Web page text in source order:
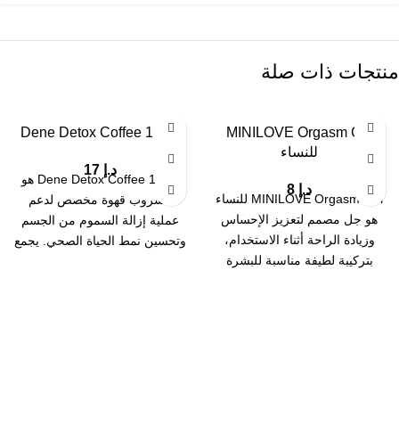
منتجات ذات صلة
MINILOVE Orgasm Gel
للنساء
د.إ
MINILOVE Orgasm Gel للنساء
هو جل مصمم لتعزيز الإحساس
وزيادة الراحة أثناء الاستخدام،
بتركيبة لطيفة مناسبة للبشرة
Dene Detox Coffee 1 pcs
د.إ 17
Dene Detox Coffee 1 pcs هو
مشروب قهوة مخصص لدعم
عملية إزالة السموم من الجسم
وتحسين نمط الحياة الصحي. يجمع